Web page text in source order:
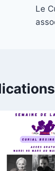
de
Le